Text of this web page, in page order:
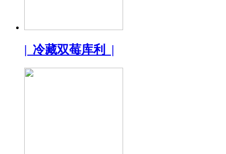
| 冷藏双莓库利 |